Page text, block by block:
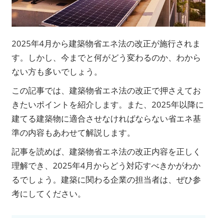
2025年4月から建築物省エネ法の改正が施行されま
す。しかし、今までと何がどう変わるのか、わから
ない方も多いでしょう。
この記事では、建築物省エネ法の改正で押さえてお
きたいポイントを紹介します。また、2025年以降に
建てる建築物に適合させなければならない省エネ基
準の内容もあわせて解説します。
記事を読めば、建築物省エネ法の改正内容を正しく
理解でき、2025年4月からどう対応すべきかがわか
るでしょう。建築に関わる企業の担当者は、ぜひ参
考にしてください。